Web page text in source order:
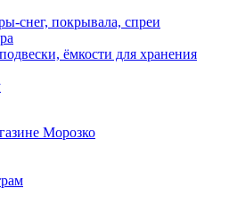
снег, покрывала, спреи
ёмкости для хранения